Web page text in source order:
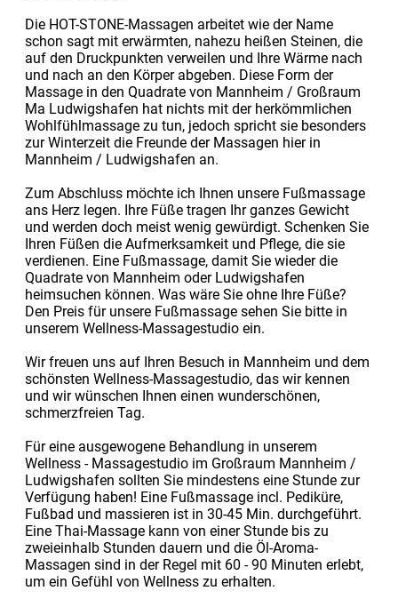
Die HOT-STONE-Massagen arbeitet wie der Name
schon sagt mit erwärmten, nahezu heißen Steinen, die
auf den Druckpunkten verweilen und Ihre Wärme nach
und nach an den Körper abgeben. Diese Form der
Massage in den Quadrate von Mannheim / Großraum
Ma Ludwigshafen hat nichts mit der herkömmlichen
Wohlfühlmassage zu tun, jedoch spricht sie besonders
zur Winterzeit die Freunde der Massagen hier in
Mannheim / Ludwigshafen an.
Zum Abschluss möchte ich Ihnen unsere Fußmassage
ans Herz legen. Ihre Füße tragen Ihr ganzes Gewicht
und werden doch meist wenig gewürdigt. Schenken Sie
Ihren Füßen die Aufmerksamkeit und Pflege, die sie
verdienen. Eine Fußmassage, damit Sie wieder die
Quadrate von Mannheim oder Ludwigshafen
heimsuchen können. Was wäre Sie ohne Ihre Füße?
Den Preis für unsere Fußmassage sehen Sie bitte in
unserem Wellness-Massagestudio ein.
Wir freuen uns auf Ihren Besuch in Mannheim und dem
schönsten Wellness-Massagestudio, das wir kennen
und wir wünschen Ihnen einen wunderschönen,
schmerzfreien Tag.
Für eine ausgewogene Behandlung in unserem
Wellness - Massagestudio im Großraum Mannheim /
Ludwigshafen sollten Sie mindestens eine Stunde zur
Verfügung haben! Eine Fußmassage incl. Pediküre,
Fußbad und massieren ist in 30-45 Min. durchgeführt.
Eine Thai-Massage kann von einer Stunde bis zu
zweieinhalb Stunden dauern und die Öl-Aroma-
Massagen sind in der Regel mit 60 - 90 Minuten erlebt,
um ein Gefühl von Wellness zu erhalten.